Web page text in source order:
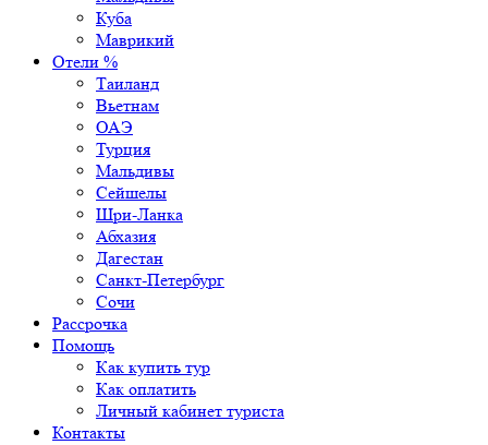
Куба
Маврикий
Отели %
Таиланд
Вьетнам
ОАЭ
Турция
Мальдивы
Сейшелы
Шри-Ланка
Абхазия
Дагестан
Санкт-Петербург
Сочи
Рассрочка
Помощь
Как купить тур
Как оплатить
Личный кабинет туриста
Контакты